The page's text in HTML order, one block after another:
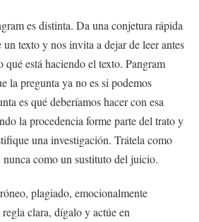
es distinta. Da una conjetura rápida
texto y nos invita a dejar de leer antes
qué está haciendo el texto. Pangram
la pregunta ya no es si podemos
es qué deberíamos hacer con esa
la procedencia forme parte del trato y
una investigación. Trátela como
como un sustituto del juicio.
plagiado, emocionalmente
clara, dígalo y actúe en